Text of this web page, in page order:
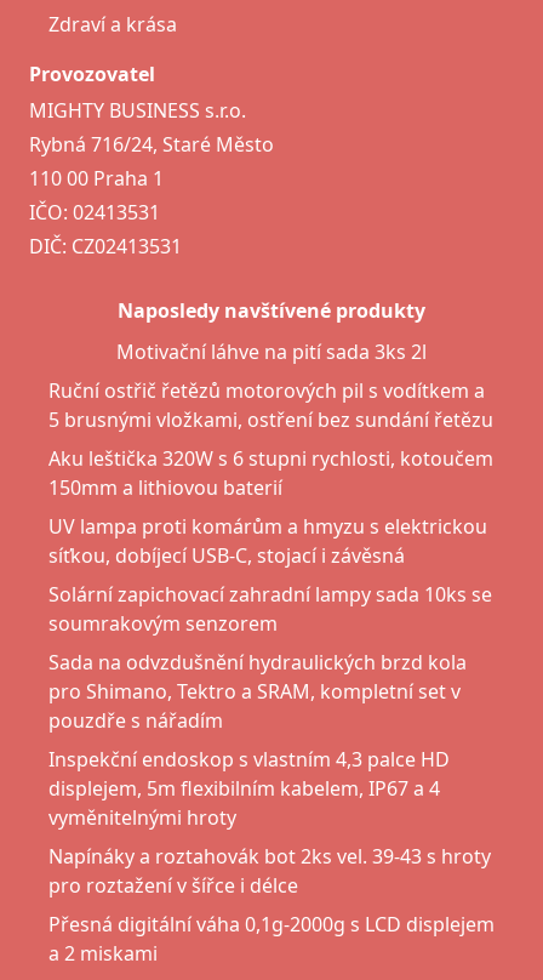
Zdraví a krása
Provozovatel
MIGHTY BUSINESS s.r.o.
Rybná 716/24, Staré Město
110 00 Praha 1
IČO: 02413531
DIČ: CZ02413531
Naposledy navštívené produkty
Motivační láhve na pití sada 3ks 2l
Ruční ostřič řetězů motorových pil s vodítkem a
5 brusnými vložkami, ostření bez sundání řetězu
Aku leštička 320W s 6 stupni rychlosti, kotoučem
150mm a lithiovou baterií
UV lampa proti komárům a hmyzu s elektrickou
síťkou, dobíjecí USB-C, stojací i závěsná
Solární zapichovací zahradní lampy sada 10ks se
soumrakovým senzorem
Sada na odvzdušnění hydraulických brzd kola
pro Shimano, Tektro a SRAM, kompletní set v
pouzdře s nářadím
Inspekční endoskop s vlastním 4,3 palce HD
displejem, 5m flexibilním kabelem, IP67 a 4
vyměnitelnými hroty
Napínáky a roztahovák bot 2ks vel. 39-43 s hroty
pro roztažení v šířce i délce
Přesná digitální váha 0,1g-2000g s LCD displejem
a 2 miskami